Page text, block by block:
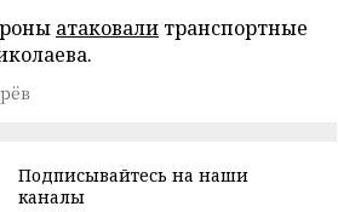
атаковали транспортные
Подписывайтесь на наши
каналы